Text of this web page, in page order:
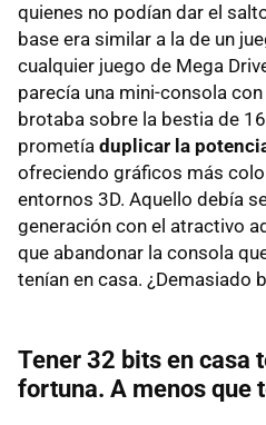
quienes no podían dar el
base era similar a la de un
cualquier juego de Mega
parecía una mini-consola
brotaba sobre la bestia de
prometía duplicar la
ofreciendo gráficos más
entornos 3D. Aquello debía
generación con el atractivo
que abandonar la consola
tenían en casa. ¿Demasiado
Tener 32 bits en casa
fortuna. A menos que